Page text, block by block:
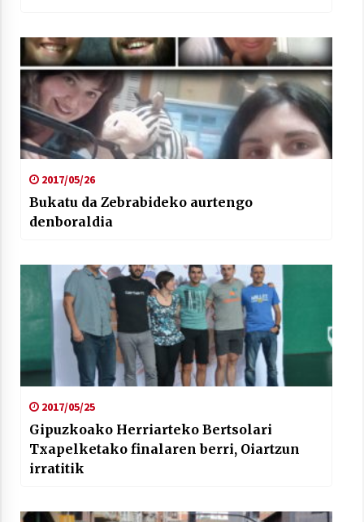
2017/05/26
Bukatu da Zebrabideko aurtengo
denboraldia
2017/05/25
Gipuzkoako Herriarteko Bertsolari
Txapelketako finalaren berri, Oiartzun
irratitik